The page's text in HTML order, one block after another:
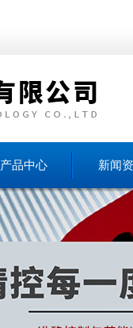
产品中心 新闻